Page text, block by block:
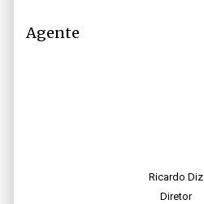
Agente
Ricardo Diz
Diretor